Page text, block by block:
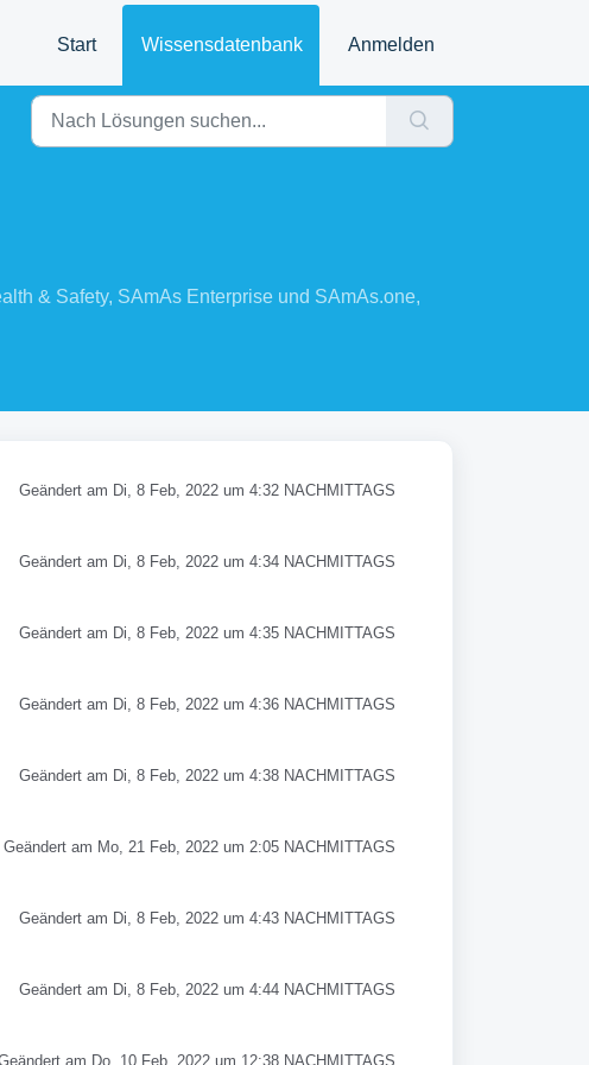
Start Wissensdatenbank Anmelden
& Safety, SAmAs Enterprise und SAmAs.one,
Geändert am Di, 8 Feb, 2022 um 4:32 NACHMITTAGS
Geändert am Di, 8 Feb, 2022 um 4:34 NACHMITTAGS
Geändert am Di, 8 Feb, 2022 um 4:35 NACHMITTAGS
Geändert am Di, 8 Feb, 2022 um 4:36 NACHMITTAGS
Geändert am Di, 8 Feb, 2022 um 4:38 NACHMITTAGS
Geändert am Mo, 21 Feb, 2022 um 2:05 NACHMITTAGS
Geändert am Di, 8 Feb, 2022 um 4:43 NACHMITTAGS
Geändert am Di, 8 Feb, 2022 um 4:44 NACHMITTAGS
am Do, 10 Feb, 2022 um 12:38 NACHMITTAGS